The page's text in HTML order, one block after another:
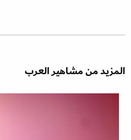
المزيد من مشاهير العرب